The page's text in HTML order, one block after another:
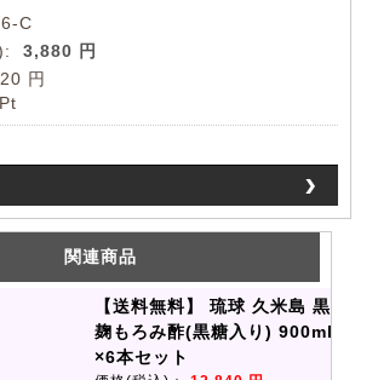
C
3,880 円
円
関連商品
【送料無料】 琉球 久米島 黒
麹もろみ酢(黒糖入り) 900ml
×6本セット